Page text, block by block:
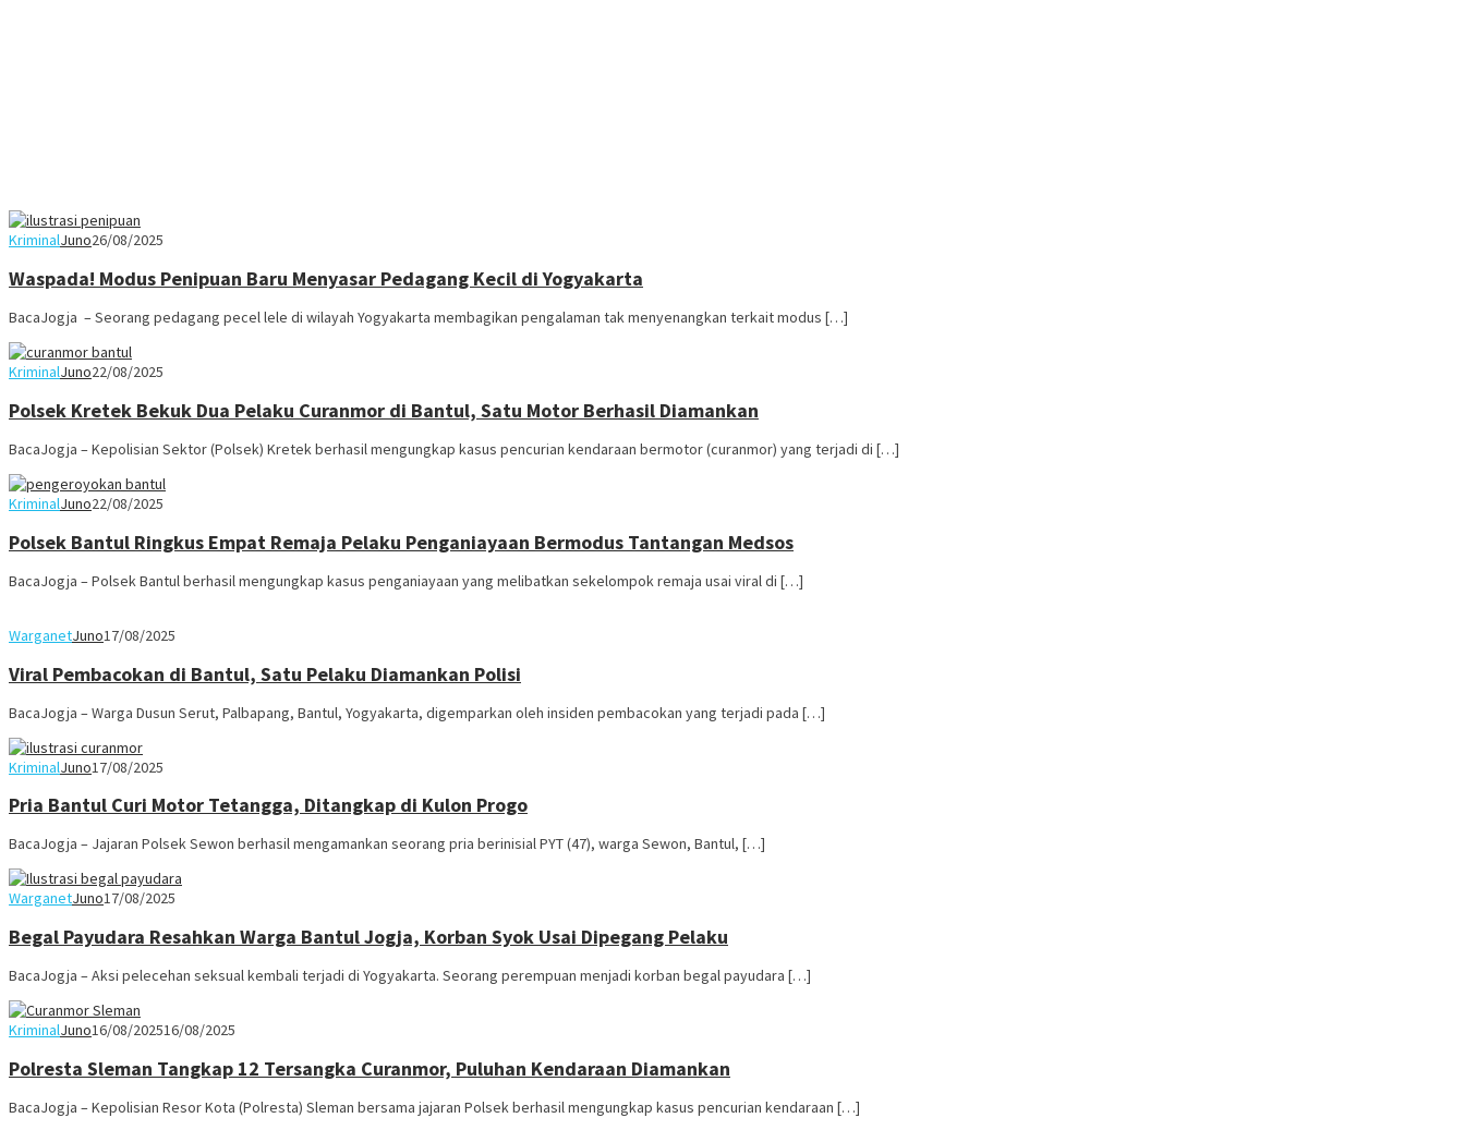
KriminalJuno26/08/2025
Waspada! Modus Penipuan Baru Menyasar Pedagang Kecil di Yogyakarta
BacaJogja – Seorang pedagang pecel lele di wilayah Yogyakarta membagikan pengalaman tak menyenangkan terkait modus […]
KriminalJuno22/08/2025
Polsek Kretek Bekuk Dua Pelaku Curanmor di Bantul, Satu Motor Berhasil Diamankan
BacaJogja – Kepolisian Sektor (Polsek) Kretek berhasil mengungkap kasus pencurian kendaraan bermotor (curanmor) yang terjadi di […]
KriminalJuno22/08/2025
Polsek Bantul Ringkus Empat Remaja Pelaku Penganiayaan Bermodus Tantangan Medsos
BacaJogja – Polsek Bantul berhasil mengungkap kasus penganiayaan yang melibatkan sekelompok remaja usai viral di […]
WarganetJuno17/08/2025
Viral Pembacokan di Bantul, Satu Pelaku Diamankan Polisi
BacaJogja – Warga Dusun Serut, Palbapang, Bantul, Yogyakarta, digemparkan oleh insiden pembacokan yang terjadi pada […]
KriminalJuno17/08/2025
Pria Bantul Curi Motor Tetangga, Ditangkap di Kulon Progo
BacaJogja – Jajaran Polsek Sewon berhasil mengamankan seorang pria berinisial PYT (47), warga Sewon, Bantul, […]
WarganetJuno17/08/2025
Begal Payudara Resahkan Warga Bantul Jogja, Korban Syok Usai Dipegang Pelaku
BacaJogja – Aksi pelecehan seksual kembali terjadi di Yogyakarta. Seorang perempuan menjadi korban begal payudara […]
KriminalJuno16/08/202516/08/2025
Polresta Sleman Tangkap 12 Tersangka Curanmor, Puluhan Kendaraan Diamankan
BacaJogja – Kepolisian Resor Kota (Polresta) Sleman bersama jajaran Polsek berhasil mengungkap kasus pencurian kendaraan […]